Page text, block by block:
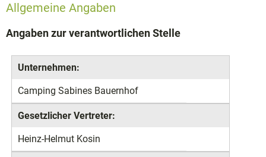
Allgemeine Angaben
Angaben zur verantwortlichen Stelle
Unternehmen:
Camping Sabines Bauernhof
Gesetzlicher Vertreter:
Heinz-Helmut Kosin